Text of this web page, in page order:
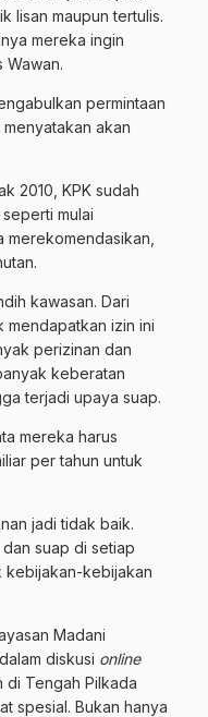
lisan maupun tertulis.
mereka ingin
Wawan.
permintaan
akan
2010, KPK sudah
mulai
merekomendasikan,
kawasan. Dari
mendapatkan izin ini
perizinan dan
keberatan
terjadi upaya suap.
mereka harus
per tahun untuk
jadi tidak baik.
suap di setiap
kebijakan-kebijakan
Madani
diskusi online
Tengah Pilkada
spesial. Bukan hanya